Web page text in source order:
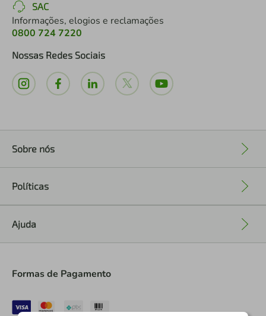
SAC
Informações, elogios e reclamações
0800 724 7220
Nossas Redes Sociais
Sobre nós
Políticas
Ajuda
Formas de Pagamento